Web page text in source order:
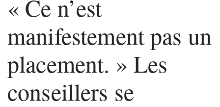
« Ce n’est
manifestement pas un
placement. » Les
conseillers se